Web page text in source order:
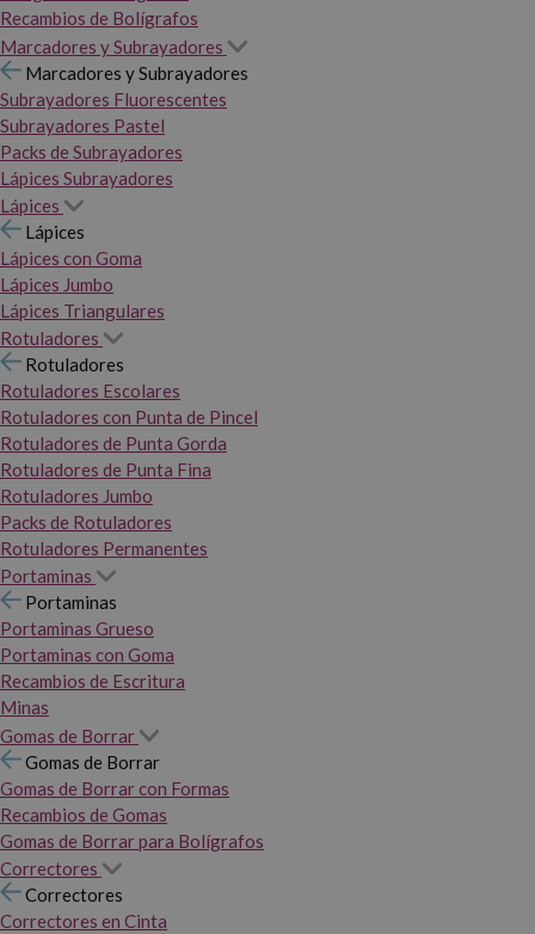
Recambios de Bolígrafos
Marcadores y Subrayadores
Marcadores y Subrayadores
Subrayadores Fluorescentes
Subrayadores Pastel
Packs de Subrayadores
Lápices Subrayadores
Lápices
Lápices
Lápices con Goma
Lápices Jumbo
Lápices Triangulares
Rotuladores
Rotuladores
Rotuladores Escolares
Rotuladores con Punta de Pincel
Rotuladores de Punta Gorda
Rotuladores de Punta Fina
Rotuladores Jumbo
Packs de Rotuladores
Rotuladores Permanentes
Portaminas
Portaminas
Portaminas Grueso
Portaminas con Goma
Recambios de Escritura
Minas
Gomas de Borrar
Gomas de Borrar
Gomas de Borrar con Formas
Recambios de Gomas
Gomas de Borrar para Bolígrafos
Correctores
Correctores
Correctores en Cinta